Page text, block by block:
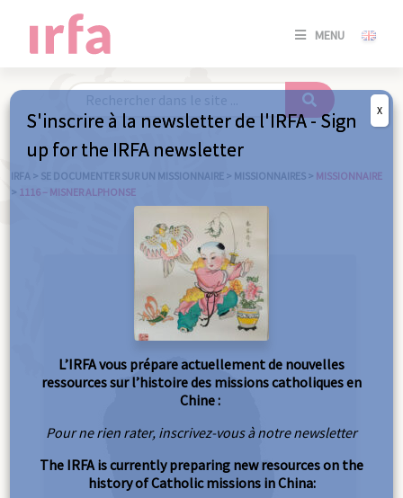
MENU
SE
/
IRFA > SE DOCUMENTER SUR UN MISSIONNAIRE > MISSIONNAIRES > MISSIONNAIRE
> 1116 – MISNER ALPHONSE
S'inscrire à la newsletter de l'IRFA - Sign
up for the IRFA newsletter
L’IRFA vous prépare actuellement de nouvelles
ressources sur l’histoire des missions catholiques en
Chine :
Pour ne rien rater, inscrivez-vous à notre newsletter
The IRFA is currently preparing new resources on the
history of Catholic missions in China:
X